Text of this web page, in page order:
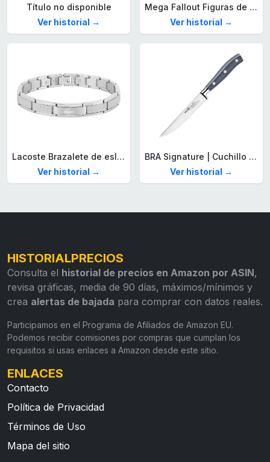
Título no disponible
Ver historial →
Mega Fallout Figuras de acción y Juguetes de construcción, Parada de Camiones Red Rocket con 824 Piezas, 2 Personajes articulados y Accesorios, para coleccionistas, HXT00
Ver historial →
Lacoste Brazalete de eslabón para Hombre Colección STENCIL de Acero inoxidable
Ver historial →
BRA Signature | Cuchillo tomatero 120 mm, Acero Inoxidable alemán forjado con Molibdeno Vanadio, Mango Remachado ABS, Diseño Ergonómico, Hoja 1,6 mm espesor
Ver historial →
HISTORIALPRECIOS
Consulta el historial de precios en Amazon por ASIN,
revisa gráficas, media de 90 días, máximos/mínimos y
crea alertas de bajada para comprar con datos reales.
Participamos en el Programa de Afiliados de Amazon EU.
Podemos recibir comisiones por compras que cumplan los
requisitos si usas enlaces a Amazon desde este sitio.
ENLACES
Contacto
Política de Privacidad
Términos de Uso
Mapa del sitio